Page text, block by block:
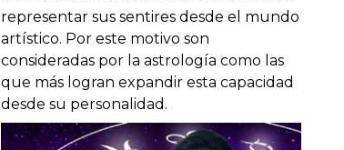
representar sus sentires desde el mundo
artístico. Por este motivo son
consideradas por la astrología como las
que más logran expandir esta capacidad
desde su personalidad.